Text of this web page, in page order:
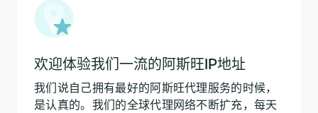
欢迎体验我们一流的阿斯旺IP地址
我们说自己拥有最好的阿斯旺代理服务的时候，
是认真的。我们的全球代理网络不断扩充，每天